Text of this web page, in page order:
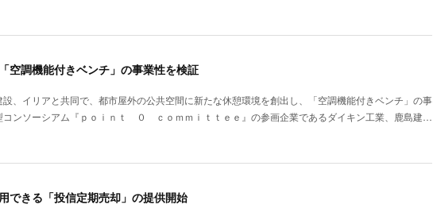
調機能付きベンチ」の事業性を検証
、イリアと共同で、都市屋外の公共空間に新たな休憩環境を創出し、「空調機能付きベンチ」の事
コンソーシアム『ｐｏｉｎｔ ０ ｃｏｍｍｉｔｔｅｅ』の参画企業であるダイキン工業、鹿島建…
きる「投信定期売却」の提供開始